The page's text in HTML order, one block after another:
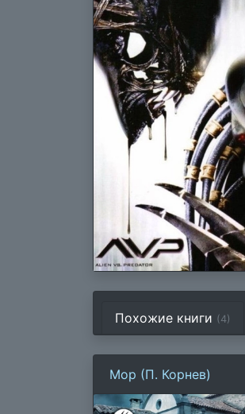
Похожие книги (4)
Мор (П. Корнев)